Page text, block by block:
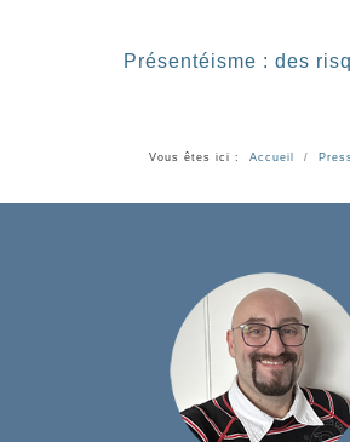
Présentéisme : des
Vous êtes ici : Accueil